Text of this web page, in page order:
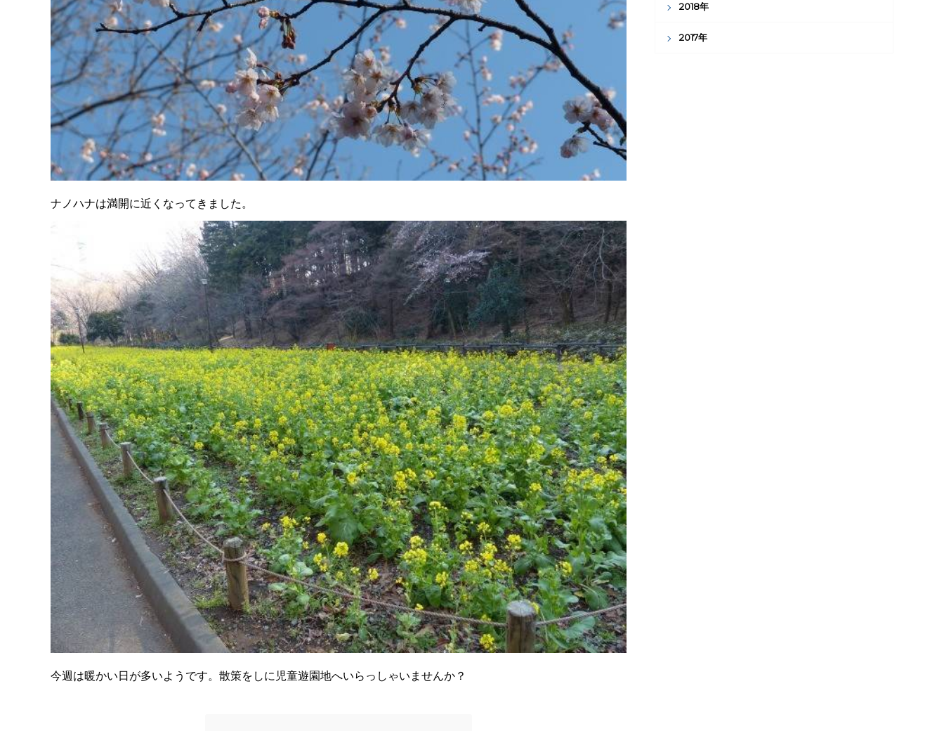
ナノハナは満開に近くなってきました。
今週は暖かい日が多いようです。散策をしに児童遊園地へいらっしゃいませんか？
2018年
2017年